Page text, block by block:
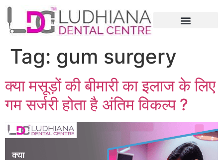
Tag: gum surgery
क्या मसूड़ों की बीमारी का इलाज के लिए
गम सर्जरी होता है अंतिम विकल्प ?